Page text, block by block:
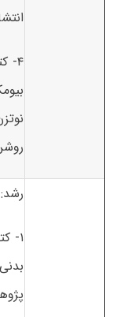
۴-
رشد:
۱-